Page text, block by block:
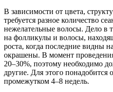
В зависимости от цвета,
требуется разное количество
нежелательные волосы. Дело в
на фолликулы и волосы,
роста, когда последние видны
окрашены. В момент
20–30%, поэтому необходимо
другие. Для этого понадобится
промежутком 4–8 недель.